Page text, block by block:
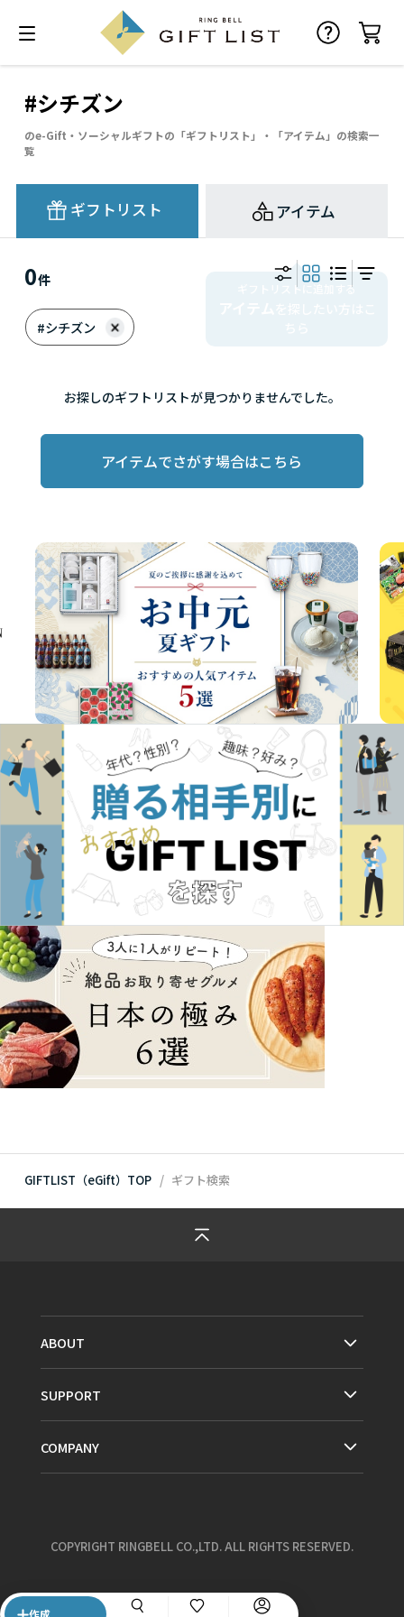
#シチズン
のe-Gift・ソーシャルギフトの「ギフトリスト」・「アイテム」の検索一
覧
ギフトリスト アイテム
ギフトリストに追加する
0件
#シチズン
お探しのギフトリストが見つかりませんでした。
アイテムでさがす場合はこちら
GIFTLIST（eGift）TOP ギフト検索
ABOUT
SUPPORT
COMPANY
COPYRIGHT RINGBELL CO.,LTD. ALL RIGHTS RESERVED.
作成